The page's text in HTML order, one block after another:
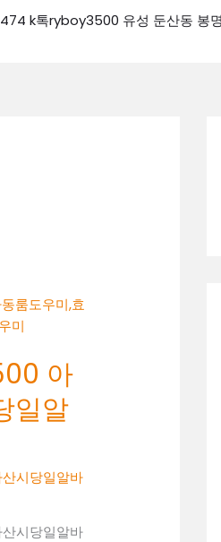
k톡ryboy3500 유성 둔산동 봉
아
일알
시당일알바
시당일알바